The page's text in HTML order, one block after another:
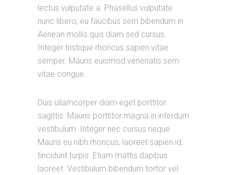
lectus vulputate a. Phasellus vulputate
nunc libero, eu faucibus sem bibendum in.
Aenean mollis quis diam sed cursus.
Integer tristique rhoncus sapien vitae
semper. Mauris euismod venenatis sem
vitae congue.
Duis ullamcorper diam eget porttitor
sagittis. Mauris porttitor magna in interdum
vestibulum. Integer nec cursus neque.
Mauris eu nibh rhoncus, laoreet sapien id,
tincidunt turpis. Etiam mattis dapibus
laoreet. Vestibulum bibendum tortor vel